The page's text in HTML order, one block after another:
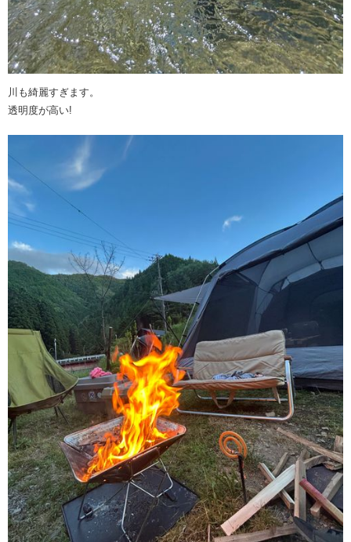
川も綺麗すぎます。
透明度が高い!